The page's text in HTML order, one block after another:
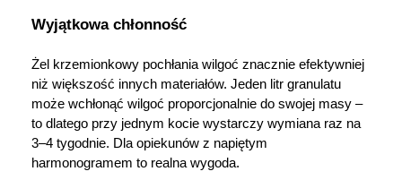
Wyjątkowa chłonność
Żel krzemionkowy pochłania wilgoć znacznie efektywniej
niż większość innych materiałów. Jeden litr granulatu
może wchłonąć wilgoć proporcjonalnie do swojej masy –
to dlatego przy jednym kocie wystarczy wymiana raz na
3–4 tygodnie. Dla opiekunów z napiętym
harmonogramem to realna wygoda.